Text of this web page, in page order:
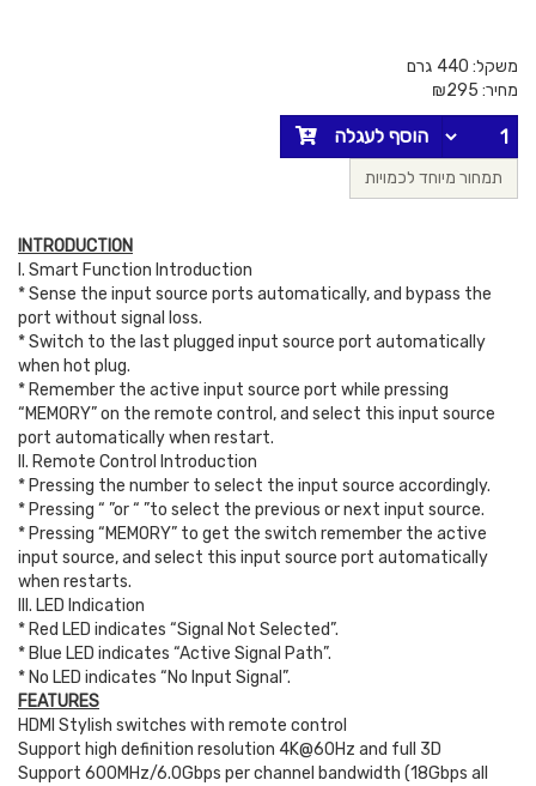
משקל: 440 גרם
מחיר:
₪295
הוסף לעגלה
תמחור מיוחד לכמויות
INTRODUCTION
I. Smart Function Introduction
* Sense the input source ports automatically, and bypass the
port without signal loss.
* Switch to the last plugged input source port automatically
when hot plug.
* Remember the active input source port while pressing
“MEMORY” on the remote control, and select this input source
port automatically when restart.
II. Remote Control Introduction
* Pressing the number to select the input source accordingly.
* Pressing “ ”or “ ”to select the previous or next input source.
* Pressing “MEMORY” to get the switch remember the active
input source, and select this input source port automatically
when restarts.
III. LED Indication
* Red LED indicates “Signal Not Selected”.
* Blue LED indicates “Active Signal Path”.
* No LED indicates “No Input Signal”.
FEATURES
HDMI Stylish switches with remote control
Support high definition resolution 4K@60Hz and full 3D
Support 600MHz/6.0Gbps per channel bandwidth (18Gbps all